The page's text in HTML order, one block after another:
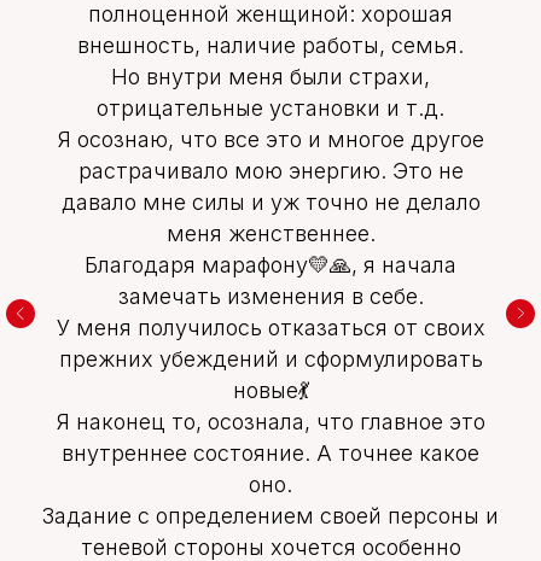
полноценной женщиной: хорошая
внешность, наличие работы, семья.
Но внутри меня были страхи,
отрицательные установки и т.д.
Я осознаю, что все это и многое другое
растрачивало мою энергию. Это не
давало мне силы и уж точно не делало
меня женственнее.
Благодаря марафону💛🙏, я начала
замечать изменения в себе.
У меня получилось отказаться от своих
прежних убеждений и сформулировать
новые💃
Я наконец то, осознала, что главное это
внутреннее состояние. А точнее какое
оно.
Задание с определением своей персоны и
теневой стороны хочется особенно